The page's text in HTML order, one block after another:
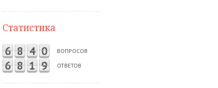
Статистика
6 8 4 0 ВОПРОСОВ
6 8 1 9 ОТВЕТОВ